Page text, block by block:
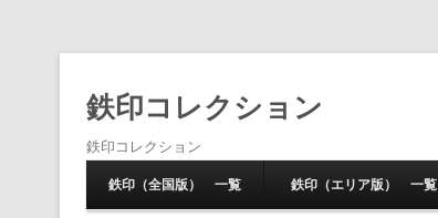
鉄印コレクション
鉄印コレクション
鉄印（全国版） 一覧 鉄印（エリア版） 一覧